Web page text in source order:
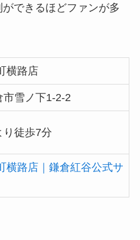
できるほどファンが多
横路店
雪ノ下1-2-2
り徒歩7分
横路店｜鎌倉紅谷公式サ